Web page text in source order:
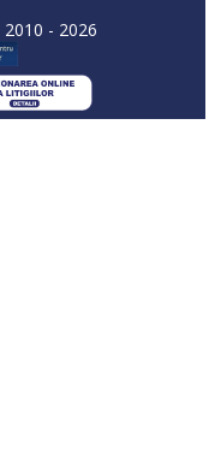
2010 - 2026